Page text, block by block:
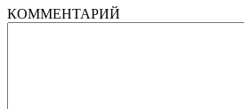
КОММЕНТАРИЙ